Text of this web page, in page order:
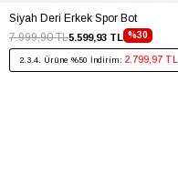
Siyah Deri Erkek Spor Bot
%30
5.599,93 TL
7.999,90 TL
2.3.4. Ürüne %50 İndirim: 2.799,97 TL